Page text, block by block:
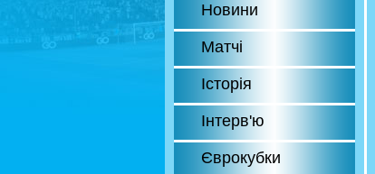
Новини
Матчі
Історія
Інтерв'ю
Єврокубки